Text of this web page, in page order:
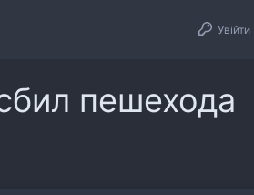
Увійти
пешехода